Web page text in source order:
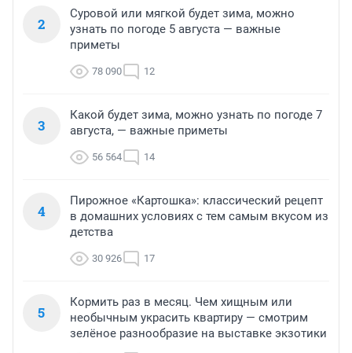
2
Суровой или мягкой будет зима, можно
узнать по погоде 5 августа — важные
приметы
78 090 12
3
Какой будет зима, можно узнать по погоде 7
августа, — важные приметы
56 564 14
4
Пирожное «Картошка»: классический рецепт
в домашних условиях с тем самым вкусом из
детства
30 926 17
5
Кормить раз в месяц. Чем хищным или
необычным украсить квартиру — смотрим
зелёное разнообразие на выставке экзотики